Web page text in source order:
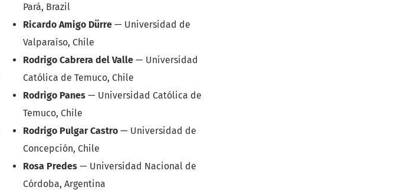
Pará, Brazil
Ricardo Amigo Dürre — Universidad de
Valparaíso, Chile
Rodrigo Cabrera del Valle — Universidad
Católica de Temuco, Chile
Rodrigo Panes — Universidad Católica de
Temuco, Chile
Rodrigo Pulgar Castro — Universidad de
Concepción, Chile
Rosa Predes — Universidad Nacional de
Córdoba, Argentina